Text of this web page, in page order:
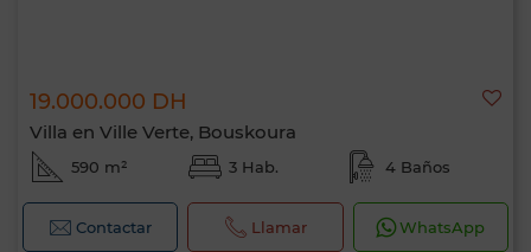
19.000.000 DH
Villa en Ville Verte, Bouskoura
590 m² 3 Hab. 4 Baños
Contactar Llamar WhatsApp